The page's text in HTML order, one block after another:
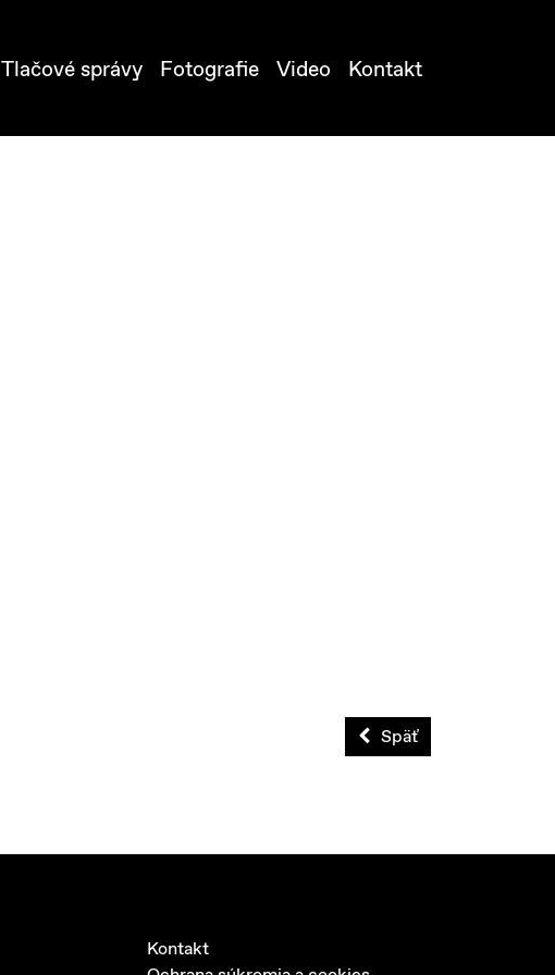
Tlačové správy Fotografie Video Kontakt
Späť
Kontakt